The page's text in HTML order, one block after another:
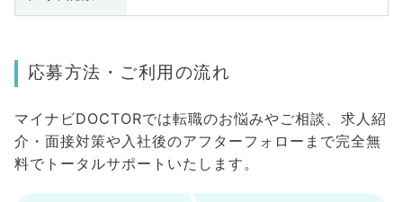
応募方法・ご利用の流れ
マイナビDOCTORでは転職のお悩みやご相談、求人紹
介・面接対策や入社後のアフターフォローまで完全無
料でトータルサポートいたします。